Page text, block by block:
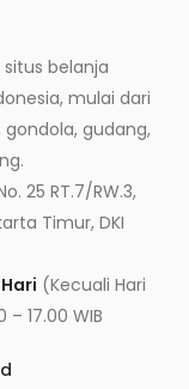
situs belanja
mulai dari
gudang,
25 RT.7/RW.3,
Timur, DKI
(Kecuali Hari
17.00 WIB